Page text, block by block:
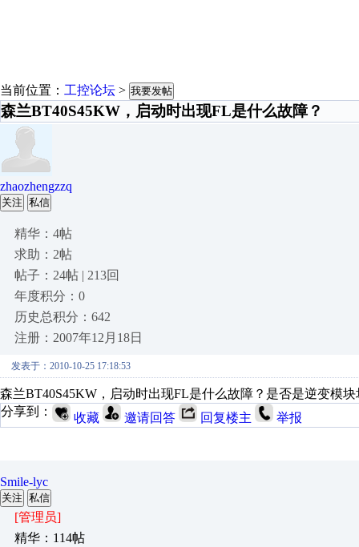
当前位置： 工控论坛 > 我要发帖
森兰BT40S45KW，启动时出现FL是什么故障？
zhaozhengzzq
关注 私信
精华：4帖
求助：2帖
帖子：24帖 | 213回
年度积分：0
历史总积分：642
注册：2007年12月18日
发表于：2010-10-25 17:18:53
森兰BT40S45KW，启动时出现FL是什么故障？是否是逆变模
分享到：
收藏 邀请回答 回复楼主 举报
Smile-lyc
关注 私信
[管理员]
精华：114帖